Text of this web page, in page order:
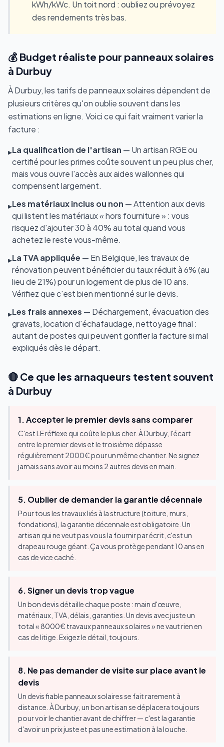
kWh/kWc. Un toit nord : oubliez ou prévoyez
des rendements très bas.
💰 Budget réaliste pour panneaux solaires
à Durbuy
À Durbuy, les tarifs de panneaux solaires dépendent de
plusieurs critères qu'on oublie souvent dans les
estimations en ligne. Voici ce qui fait vraiment varier la
facture :
▸La qualification de l'artisan — Un artisan RGE ou
certifié pour les primes coûte souvent un peu plus cher,
mais vous ouvre l'accès aux aides wallonnes qui
compensent largement.
▸Les matériaux inclus ou non — Attention aux devis
qui listent les matériaux « hors fourniture » : vous
risquez d'ajouter 30 à 40% au total quand vous
achetez le reste vous-même.
▸La TVA appliquée — En Belgique, les travaux de
rénovation peuvent bénéficier du taux réduit à 6% (au
lieu de 21%) pour un logement de plus de 10 ans.
Vérifiez que c'est bien mentionné sur le devis.
▸Les frais annexes — Déchargement, évacuation des
gravats, location d'échafaudage, nettoyage final :
autant de postes qui peuvent gonfler la facture si mal
expliqués dès le départ.
🔴 Ce que les arnaqueurs testent souvent
à Durbuy
1. Accepter le premier devis sans comparer
C'est LE réflexe qui coûte le plus cher. À Durbuy, l'écart
entre le premier devis et le troisième dépasse
régulièrement 2000€ pour un même chantier. Ne signez
jamais sans avoir au moins 2 autres devis en main.
5. Oublier de demander la garantie décennale
Pour tous les travaux liés à la structure (toiture, murs,
fondations), la garantie décennale est obligatoire. Un
artisan qui ne veut pas vous la fournir par écrit, c'est un
drapeau rouge géant. Ça vous protège pendant 10 ans en
cas de vice caché.
6. Signer un devis trop vague
Un bon devis détaille chaque poste : main d'œuvre,
matériaux, TVA, délais, garanties. Un devis avec juste un
total « 8000€ travaux panneaux solaires » ne vaut rien en
cas de litige. Exigez le détail, toujours.
8. Ne pas demander de visite sur place avant le
devis
Un devis fiable panneaux solaires se fait rarement à
distance. À Durbuy, un bon artisan se déplacera toujours
pour voir le chantier avant de chiffrer — c'est la garantie
d'avoir un prix juste et pas une estimation à la louche.